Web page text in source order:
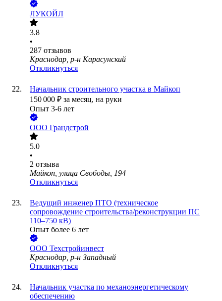
ЛУКОЙЛ
3.8
•
287 отзывов
Краснодар, р-н Карасунский
Откликнуться
Начальник строительного участка в Майкоп
150 000 ₽ за месяц, на руки
Опыт 3-6 лет
ООО Грандстрой
5.0
•
2 отзыва
Майкоп, улица Свободы, 194
Откликнуться
Ведущий инженер ПТО (техническое
сопровождение строительства/реконструкции ПС
110–750 кВ)
Опыт более 6 лет
ООО Техстройинвест
Краснодар, р-н Западный
Откликнуться
Начальник участка по механоэнергетическому
обеспечению